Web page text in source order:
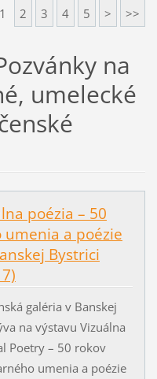
1 2 3 4 5 > >>
na
umelecké
poézia – 50
a poézie
Bystrici
galéria v Banskej
na výstavu Vizuálna
Poetry – 50 rokov
umenia a poézie